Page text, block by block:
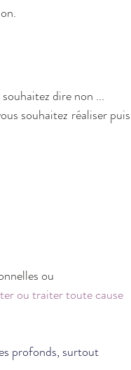
dire non ...
souhaitez réaliser puis
ou
ou traiter toute cause
profonds, surtout